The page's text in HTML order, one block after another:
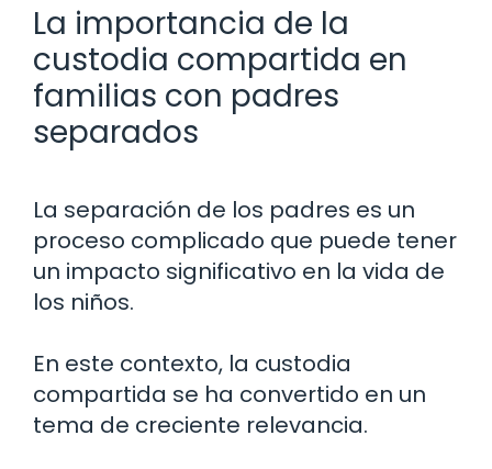
La importancia de la
custodia compartida en
familias con padres
separados
La separación de los padres es un
proceso complicado que puede tener
un impacto significativo en la vida de
los niños.
En este contexto, la custodia
compartida se ha convertido en un
tema de creciente relevancia.